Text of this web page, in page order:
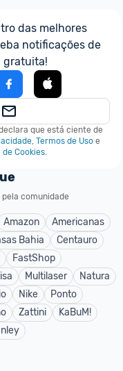
das melhores
notificações de
gratuita!
que está ciente de
, Termos de Uso e
de Cookies.
comunidade
Amazon
Americanas
Bahia
Centauro
FastShop
Multilaser
Natura
Nike
Ponto
Zattini
KaBuM!